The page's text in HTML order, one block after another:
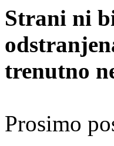
Strani ni
trenutno
Prosimo